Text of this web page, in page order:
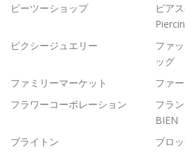
ビーツーショップ
ピア
ピクシージュエリー
ファ
ッグ
ファミリーマーケット
ファ
フラワーコーポレーション
フラ
BIEN
ブライトン
ブロ